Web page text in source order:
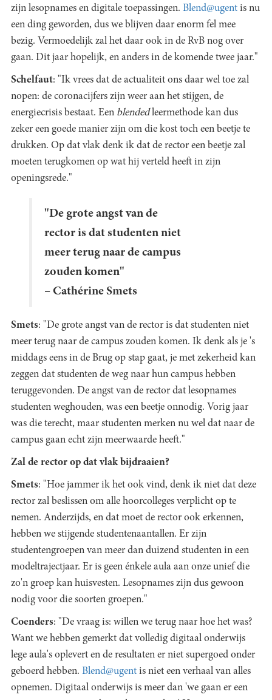
zijn lesopnames en digitale toepassingen. Blend@ugent is nu
een ding geworden, dus we blijven daar enorm fel mee
bezig. Vermoedelijk zal het daar ook in de RvB nog over
gaan. Dit jaar hopelijk, en anders in de komende twee jaar."
Schelfaut: "Ik vrees dat de actualiteit ons daar wel toe zal
nopen: de coronacijfers zijn weer aan het stijgen, de
energiecrisis bestaat. Een blendedleermethode kan dus
zeker een goede manier zijn om die kost toch een beetje te
drukken. Op dat vlak denk ik dat de rector een beetje zal
moeten terugkomen op wat hij verteld heeft in zijn
openingsrede."
"De grote angst van de
rector is dat studenten niet
meer terug naar de campus
zouden komen"
– Cathérine Smets
Smets: "De grote angst van de rector is dat studenten niet
meer terug naar de campus zouden komen. Ik denk als je 's
middags eens in de Brug op stap gaat, je met zekerheid kan
zeggen dat studenten de weg naar hun campus hebben
teruggevonden. De angst van de rector dat lesopnames
studenten weghouden, was een beetje onnodig. Vorig jaar
was die terecht, maar studenten merken nu wel dat naar de
campus gaan echt zijn meerwaarde heeft."
Zal de rector op dat vlak bijdraaien?
Smets: "Hoe jammer ik het ook vind, denk ik niet dat deze
rector zal beslissen om alle hoorcolleges verplicht op te
nemen. Anderzijds, en dat moet de rector ook erkennen,
hebben we stijgende studentenaantallen. Er zijn
studentengroepen van meer dan duizend studenten in een
modeltrajectjaar. Er is geen énkele aula aan onze unief die
zo'n groep kan huisvesten. Lesopnames zijn dus gewoon
nodig voor die soorten groepen."
Coenders: "De vraag is: willen we terug naar hoe het was?
Want we hebben gemerkt dat volledig digitaal onderwijs
lege aula's oplevert en de resultaten er niet supergoed onder
geboerd hebben. Blend@ugent is niet een verhaal van alles
opnemen. Digitaal onderwijs is meer dan 'we gaan er een